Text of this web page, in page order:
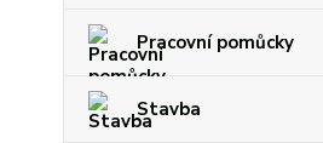
Pracovní pomůcky
Stavba